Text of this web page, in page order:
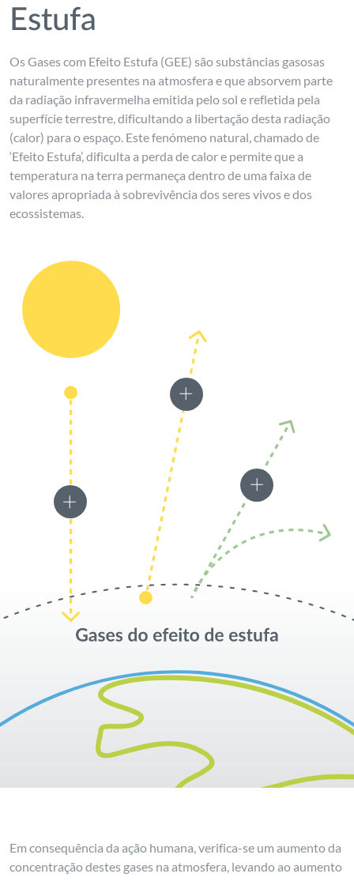
Estufa
Os Gases com Efeito Estufa (GEE) são substâncias gasosas
naturalmente presentes na atmosfera e que absorvem parte
da radiação infravermelha emitida pelo sol e refletida pela
superfície terrestre, dificultando a libertação desta radiação
(calor) para o espaço. Este fenómeno natural, chamado de
‘Efeito Estufa’, dificulta a perda de calor e permite que a
temperatura na terra permaneça dentro de uma faixa de
valores apropriada à sobrevivência dos seres vivos e dos
ecossistemas.
Em consequência da ação humana, verifica-se um aumento da
concentração destes gases na atmosfera, levando ao aumento